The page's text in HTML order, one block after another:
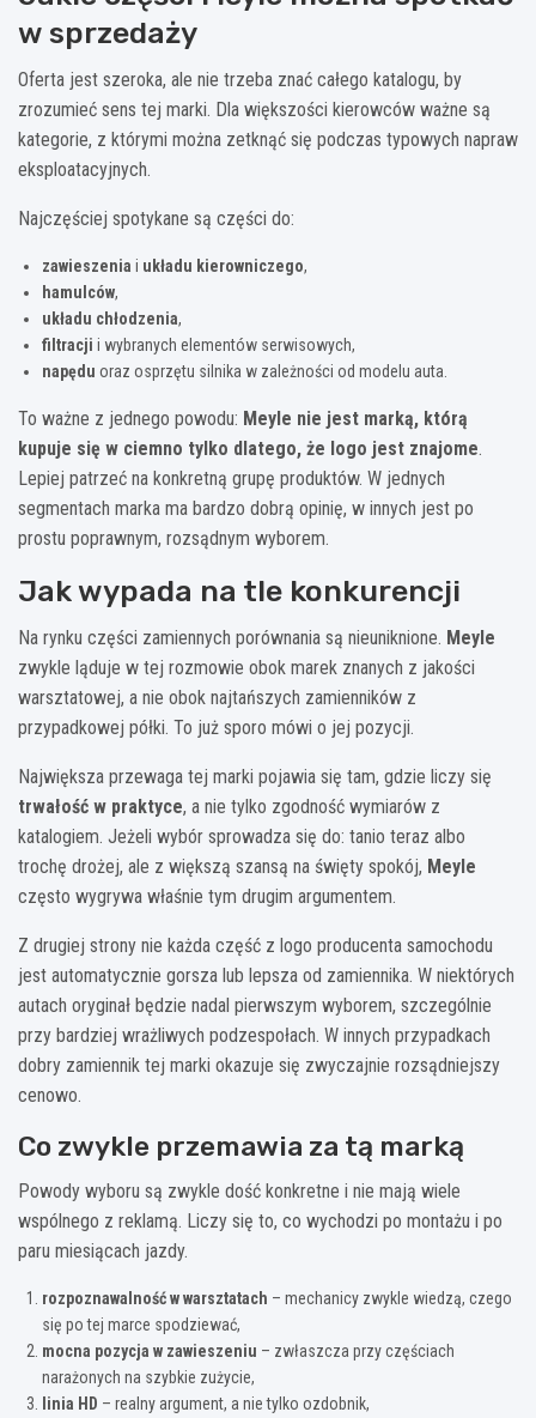
w sprzedaży
Oferta jest szeroka, ale nie trzeba znać całego katalogu, by
zrozumieć sens tej marki. Dla większości kierowców ważne są
kategorie, z którymi można zetknąć się podczas typowych napraw
eksploatacyjnych.
Najczęściej spotykane są części do:
zawieszenia i układu kierowniczego,
hamulców,
układu chłodzenia,
filtracji i wybranych elementów serwisowych,
napędu oraz osprzętu silnika w zależności od modelu auta.
To ważne z jednego powodu: Meyle nie jest marką, którą
kupuje się w ciemno tylko dlatego, że logo jest znajome.
Lepiej patrzeć na konkretną grupę produktów. W jednych
segmentach marka ma bardzo dobrą opinię, w innych jest po
prostu poprawnym, rozsądnym wyborem.
Jak wypada na tle konkurencji
Na rynku części zamiennych porównania są nieuniknione. Meyle
zwykle ląduje w tej rozmowie obok marek znanych z jakości
warsztatowej, a nie obok najtańszych zamienników z
przypadkowej półki. To już sporo mówi o jej pozycji.
Największa przewaga tej marki pojawia się tam, gdzie liczy się
trwałość w praktyce, a nie tylko zgodność wymiarów z
katalogiem. Jeżeli wybór sprowadza się do: tanio teraz albo
trochę drożej, ale z większą szansą na święty spokój, Meyle
często wygrywa właśnie tym drugim argumentem.
Z drugiej strony nie każda część z logo producenta samochodu
jest automatycznie gorsza lub lepsza od zamiennika. W niektórych
autach oryginał będzie nadal pierwszym wyborem, szczególnie
przy bardziej wrażliwych podzespołach. W innych przypadkach
dobry zamiennik tej marki okazuje się zwyczajnie rozsądniejszy
cenowo.
Co zwykle przemawia za tą marką
Powody wyboru są zwykle dość konkretne i nie mają wiele
wspólnego z reklamą. Liczy się to, co wychodzi po montażu i po
paru miesiącach jazdy.
rozpoznawalność w warsztatach – mechanicy zwykle wiedzą, czego
się po tej marce spodziewać,
mocna pozycja w zawieszeniu – zwłaszcza przy częściach
narażonych na szybkie zużycie,
linia HD – realny argument, a nie tylko ozdobnik,